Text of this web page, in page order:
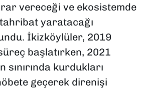
vereceği ve ekosistemde
yaratacağı
İkizköylüler, 2019
başlatırken, 2021
sınırında kurdukları
geçerek direnişi